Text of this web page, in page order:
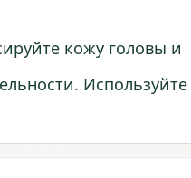
кожу головы и
Используйте